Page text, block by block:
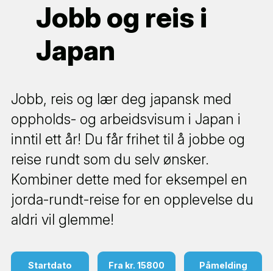
Jobb og reis i
Japan
Jobb, reis og lær deg japansk med
oppholds- og arbeidsvisum i Japan i
inntil ett år! Du får frihet til å jobbe og
reise rundt som du selv ønsker.
Kombiner dette med for eksempel en
jorda-rundt-reise for en opplevelse du
aldri vil glemme!
Startdato Fra kr. 15800 Påmelding